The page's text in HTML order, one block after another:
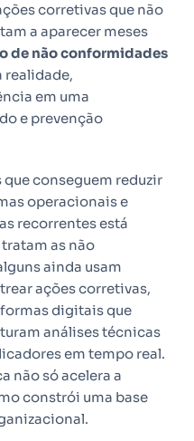
corretivas que não
a aparecer meses
de não conformidades
realidade,
em uma
e prevenção
conseguem reduzir
operacionais e
recorrentes está
as não
ainda usam
ações corretivas,
digitais que
análises técnicas
em tempo real.
não só acelera a
constrói uma base